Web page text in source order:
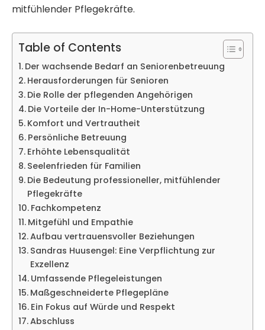
mitfühlender Pflegekräfte.
Table of Contents
Der wachsende Bedarf an Seniorenbetreuung
Herausforderungen für Senioren
Die Rolle der pflegenden Angehörigen
Die Vorteile der In-Home-Unterstützung
Komfort und Vertrautheit
Persönliche Betreuung
Erhöhte Lebensqualität
Seelenfrieden für Familien
Die Bedeutung professioneller, mitfühlender
Pflegekräfte
Fachkompetenz
Mitgefühl und Empathie
Aufbau vertrauensvoller Beziehungen
Sandras Huusengel: Eine Verpflichtung zur
Exzellenz
Umfassende Pflegeleistungen
Maßgeschneiderte Pflegepläne
Ein Fokus auf Würde und Respekt
Abschluss